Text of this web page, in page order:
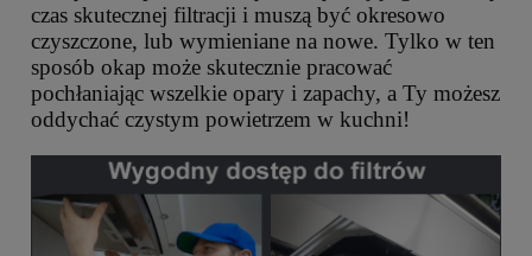
czas skutecznej filtracji i muszą być okresowo
czyszczone, lub wymieniane na nowe. Tylko w ten
sposób okap może skutecznie pracować
pochłaniając wszelkie opary i zapachy, a Ty możesz
oddychać czystym powietrzem w kuchni!